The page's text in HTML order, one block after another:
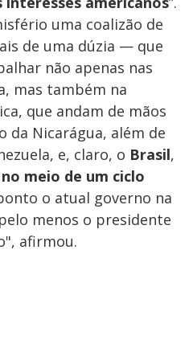
uma coalizão de
de uma dúzia — que
não apenas nas
mas também na
que andam de mãos
da Nicarágua, além de
e, claro, o Brasil,
meio de um ciclo
o atual governo na
menos o presidente
afirmou.